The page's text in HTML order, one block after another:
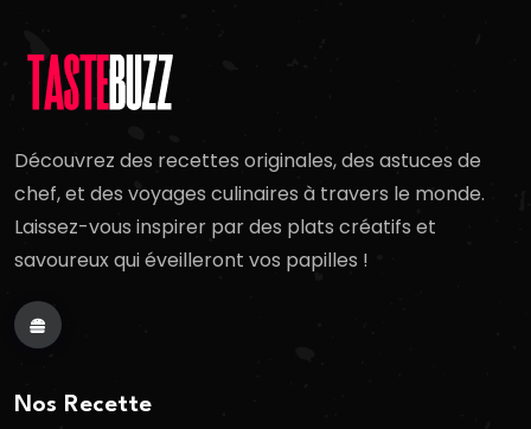
Découvrez des recettes originales, des astuces de
chef, et des voyages culinaires à travers le monde.
Laissez-vous inspirer par des plats créatifs et
savoureux qui éveilleront vos papilles !
Nos Recette